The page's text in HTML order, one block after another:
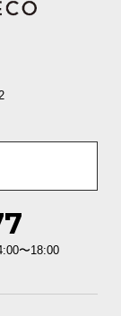
用!
接するコ
〜18:00